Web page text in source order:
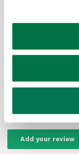
Renzline carom cues
The shaft is made of
The shaft has a
adjustable. This
Reviews
Add your review